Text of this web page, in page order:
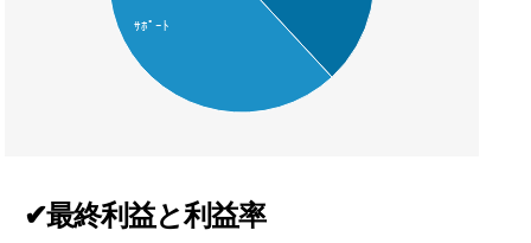
ｻﾎﾟｰﾄ
✔最終利益と利益率